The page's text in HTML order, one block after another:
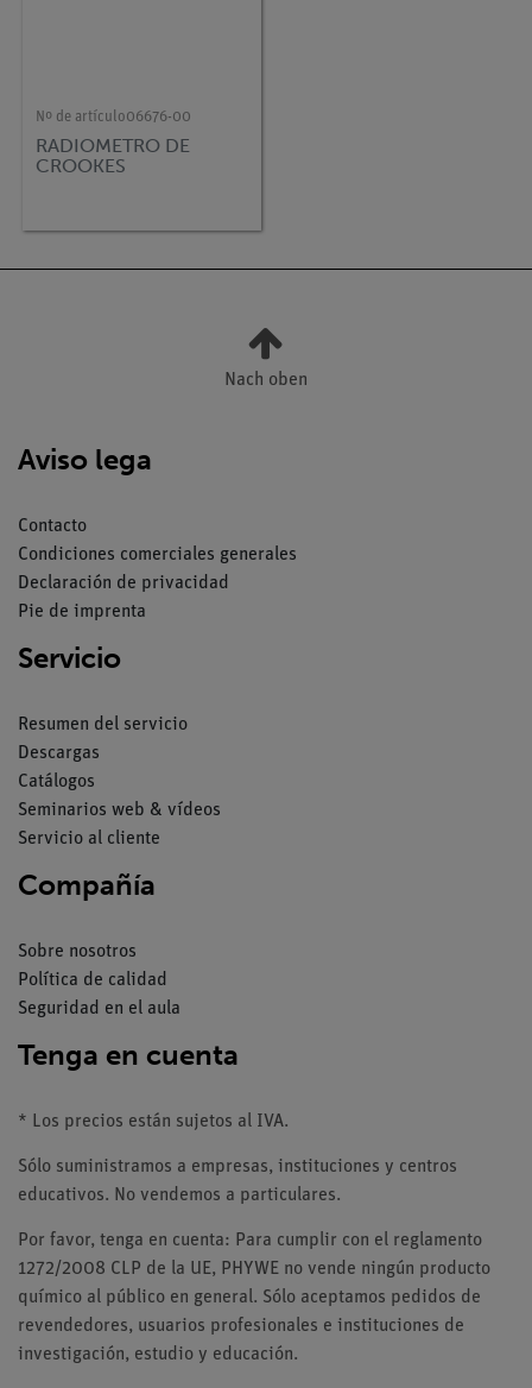
Nº de artículo06676-00
RADIOMETRO DE
CROOKES
Nach oben
Aviso lega
Contacto
Condiciones comerciales generales
Declaración de privacidad
Pie de imprenta
Servicio
Resumen del servicio
Descargas
Catálogos
Seminarios web & vídeos
Servicio al cliente
Compañía
Sobre nosotros
Política de calidad
Seguridad en el aula
Tenga en cuenta
* Los precios están sujetos al IVA.
Sólo suministramos a empresas, instituciones y centros
educativos. No vendemos a particulares.
Por favor, tenga en cuenta: Para cumplir con el reglamento
1272/2008 CLP de la UE, PHYWE no vende ningún producto
químico al público en general. Sólo aceptamos pedidos de
revendedores, usuarios profesionales e instituciones de
investigación, estudio y educación.